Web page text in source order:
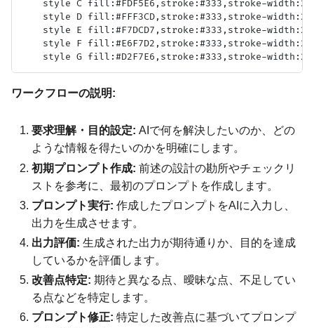
style C fill:#FDF5E6,stroke:#333,stroke-
style D fill:#FFF3CD,stroke:#333,stroke-
style E fill:#F7DCD7,stroke:#333,stroke-
style F fill:#E6F7D2,stroke:#333,stroke-
ワークフローの説明:
要求理解・目的設定: AIで何を解決したいのか、どの
ような情報を得たいのかを明確にします。
初期プロンプト作成: 前述の設計の勘所やチェックリ
ストを参考に、最初のプロンプトを作成します。
プロンプト実行: 作成したプロンプトをAIに入力し、
出力を生成させます。
出力評価: 生成された出力が期待通りか、目的を達成
しているかを評価します。
改善点特定: 期待と異なる点、曖昧な点、不足してい
る点などを特定します。
プロンプト修正: 特定した改善点に基づいてプロンプ